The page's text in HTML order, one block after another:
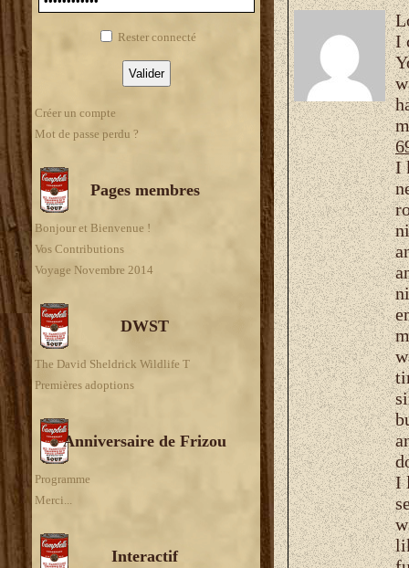
Rester connecté
Créer un compte
Mot de passe perdu ?
Pages membres
Bonjour et Bienvenue !
Vos Contributions
Voyage Novembre 2014
DWST
The David Sheldrick Wildlife T
Premières adoptions
Anniversaire de Frizou
Programme
Merci...
Interactif
I
I
I